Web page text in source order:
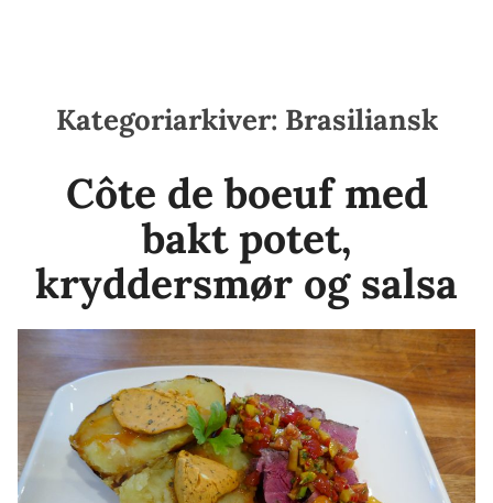
Kategoriarkiver: Brasiliansk
Côte de boeuf med
bakt potet,
kryddersmør og salsa